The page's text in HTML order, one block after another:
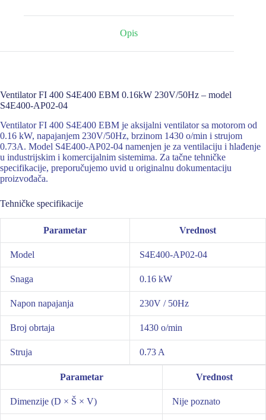
Opis
Ventilator FI 400 S4E400 EBM 0.16kW 230V/50Hz – model
S4E400-AP02-04
Ventilator FI 400 S4E400 EBM je aksijalni ventilator sa motorom od
0.16 kW, napajanjem 230V/50Hz, brzinom 1430 o/min i strujom
0.73A. Model S4E400-AP02-04 namenjen je za ventilaciju i hlađenje
u industrijskim i komercijalnim sistemima. Za tačne tehničke
specifikacije, preporučujemo uvid u originalnu dokumentaciju
proizvođača.
Tehničke specifikacije
Parametar Vrednost
Model S4E400-AP02-04
Snaga 0.16 kW
Napon napajanja 230V / 50Hz
Broj obrtaja 1430 o/min
Struja 0.73 A
Parametar Vrednost
Dimenzije (D × Š × V) Nije poznato